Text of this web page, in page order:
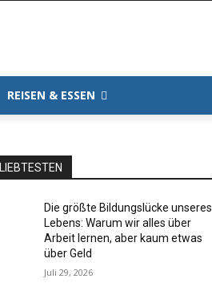
REISEN & ESSEN
Die größte Bildungslücke unseres
Lebens: Warum wir alles über
Arbeit lernen, aber kaum etwas
über Geld
Juli 29, 2026